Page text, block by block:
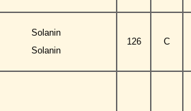
Solanin
Solanin
126 C